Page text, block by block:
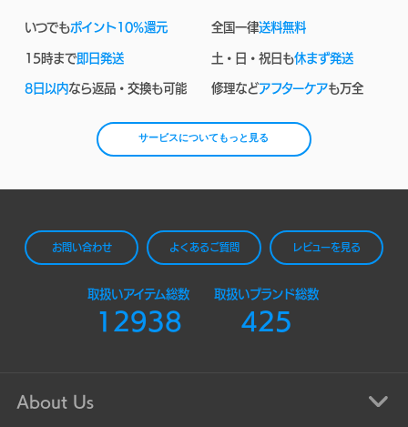
いつでもポイント10%還元 全国一律送料無料
15時まで即日発送 土・日・祝日も休まず発送
8日以内なら返品・交換も可能 修理などアフターケアも万全
サービスについてもっと見る
お問い合わせ よくあるご質問 レビューを見る
取扱いアイテム総数
12938
取扱いブランド総数
425
About Us